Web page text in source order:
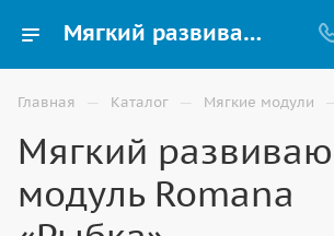
Мягкий развивающий модуль Romana «Рыбка» для детей купить в Волгограде
Главная — Каталог — Мягкие модули
Мягкий
модуль Romana